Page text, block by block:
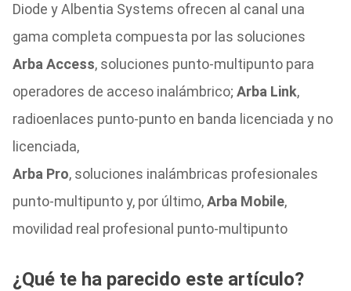
Diode y Albentia Systems ofrecen al canal una
gama completa compuesta por las soluciones
Arba Access, soluciones punto-multipunto para
operadores de acceso inalámbrico; Arba Link,
radioenlaces punto-punto en banda licenciada y no
licenciada,
Arba Pro, soluciones inalámbricas profesionales
punto-multipunto y, por último,Arba Mobile,
movilidad real profesional punto-multipunto
¿Qué te ha parecido este artículo?